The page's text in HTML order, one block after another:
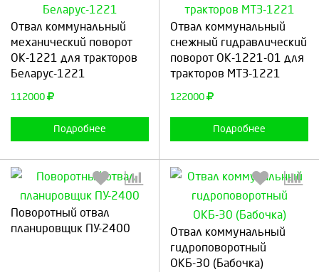
Отвал коммунальный
механический поворот
ОК-1221 для тракторов
Беларус-1221
112000
Подробнее
Выберите количество:
Продолжить
Отвал коммунальный
снежный гидравлический
поворот ОК-1221-01 для
тракторов МТЗ-1221
122000
Подробнее
Выберите количество:
Продолжить Отмена
Поворотный отвал
планировщик ПУ-2400
Выберите количество:
Отвал коммунальный
гидроповоротный
ОКБ-30 (Бабочка)
Выберите количество: